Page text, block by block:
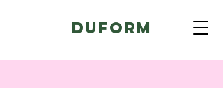
Duform